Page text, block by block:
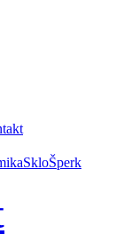
SkloŠperk